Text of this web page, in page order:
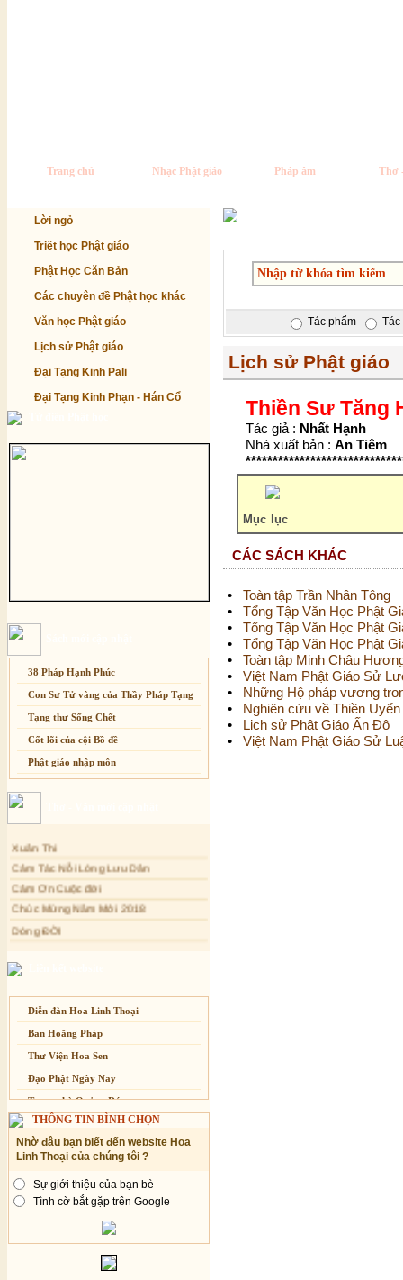
Trang chủ Nhạc Phật giáo Pháp âm Thơ
Lời ngỏ
Triết học Phật giáo
Phật Học Căn Bản
Các chuyên đề Phật học khác
Văn học Phật giáo
Lịch sử Phật giáo
Đại Tạng Kinh Pali
Đại Tạng Kinh Phạn - Hán Cổ
38 Pháp Hạnh Phúc
Con Sư Tử vàng của Thầy Pháp Tạng
Tạng thư Sống Chết
Cốt lõi của cội Bồ đề
Phật giáo nhập môn
sắc Phật Giáo
Trái tim Mặt trời
Đạo Phật hiện đại hóa
Xuân Thi
Cảm Tác Nỗi Lòng Lưu Dân
Cảm Ơn Cuộc đời
Chúc Mừng Năm Mới 2018
Dòng ĐỜI
Chuông Ngân
Anh không chết đâu em
Kiếp này
Diễn đàn Hoa Linh Thoại
Ban Hoằng Pháp
Thư Viện Hoa Sen
Đạo Phật Ngày Nay
Trang nhà Quảng Đức
Báo Giác Ngộ
Vesak 2014
THÔNG TIN BÌNH CHỌN
Nhờ đâu bạn biết đến website Hoa
Linh Thoại của chúng tôi ?
Sự giới thiệu của bạn bè
Tình cờ bắt gặp trên Google
Tác phẩm Tác
Lịch sử Phật giáo
Thiền Sư Tăng
Tác giả : Nhất Hạnh
Nhà xuất bản : An Tiêm
Mục lục
CÁC SÁCH KHÁC
• Toàn tập Trần Nhân Tông
• Tổng Tập Văn Học Phật
• Tổng Tập Văn Học Phật
• Tổng Tập Văn Học Phật
• Toàn tập Minh Châu
• Việt Nam Phật Giáo Sử
• Những Hộ pháp vương
• Nghiên cứu về Thiền Uyển
• Lịch sử Phật Giáo Ấn Độ
• Việt Nam Phật Giáo Sử